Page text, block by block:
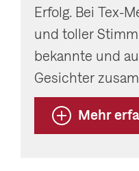
Erfolg. Bei Tex-
und toller
bekannte und
Gesichter
Mehr